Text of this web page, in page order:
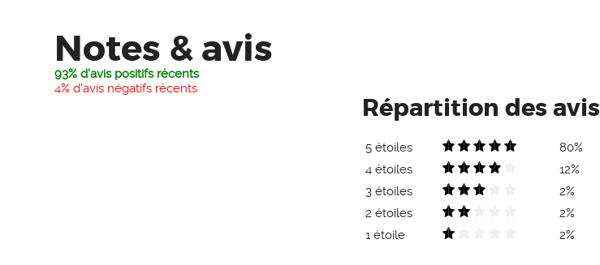
Notes & avis
93% d'avis positifs récents
4% d'avis négatifs récents
Répartition des avis
5 étoiles
80%
4 étoiles
12%
3 étoiles
2%
2 étoiles
2%
1 étoile
2%